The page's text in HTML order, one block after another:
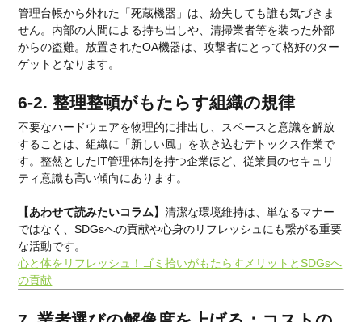
管理台帳から外れた「死蔵機器」は、紛失しても誰も気づきま
せん。内部の人間による持ち出しや、清掃業者等を装った外部
からの盗難。放置されたOA機器は、攻撃者にとって格好のター
ゲットとなります。
6-2. 整理整頓がもたらす組織の規律
不要なハードウェアを物理的に排出し、スペースと意識を解放
することは、組織に「新しい風」を吹き込むデトックス作業で
す。整然としたIT管理体制を持つ企業ほど、従業員のセキュリ
ティ意識も高い傾向にあります。
【あわせて読みたいコラム】清潔な環境維持は、単なるマナー
ではなく、SDGsへの貢献や心身のリフレッシュにも繋がる重要
な活動です。
心と体をリフレッシュ！ゴミ拾いがもたらすメリットとSDGsへ
の貢献